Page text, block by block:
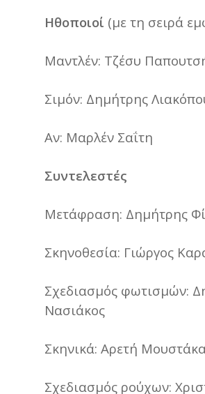
Ηθοποιοί (με τη σειρά
Μαντλέν: Τζέσυ
Σιμόν: Δημήτρης
Αν: Μαρλέν Σαΐτη
Συντελεστές
Μετάφραση: Δημήτρης
Σκηνοθεσία: Γιώργος
Σχεδιασμός φωτισμών:
Νασιάκος
Σκηνικά: Αρετή Μουστάκα
Σχεδιασμός ρούχων: